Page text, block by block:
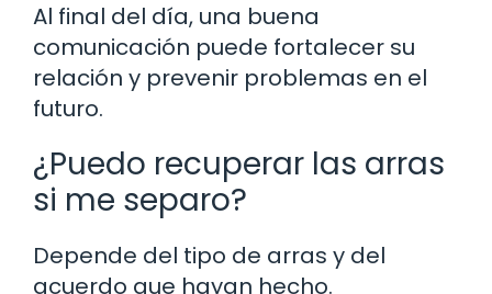
Al final del día, una buena
comunicación puede fortalecer su
relación y prevenir problemas en el
futuro.
¿Puedo recuperar las arras
si me separo?
Depende del tipo de arras y del
acuerdo que hayan hecho.